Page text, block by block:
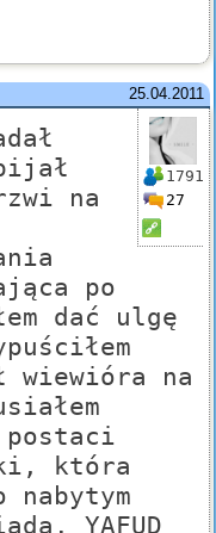
25.04.2011
1791
27
na
po
dać ulgę
wiewióra na
postaci
która
nabytym
YAFUD